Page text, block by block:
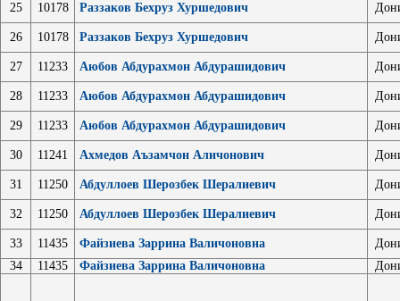
25 10178 Раззаков Бехруз Хуршедович
26 10178 Раззаков Бехруз Хуршедович
27 11233 Аюбов Абдурахмон Абдурашидович
28 11233 Аюбов Абдурахмон Абдурашидович
29 11233 Аюбов Абдурахмон Абдурашидович
30 11241 Ахмедов Аъзамчон Аличонович
31 11250 Абдуллоев Шерозбек Шералиевич
32 11250 Абдуллоев Шерозбек Шералиевич
33 11435 Файзиева Заррина Валичоновна
34
11435 Файзиева Заррина Валичоновна